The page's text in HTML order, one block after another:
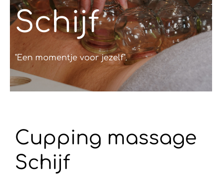
Schijf
"Een momentje voor jezelf".
Cupping massage
Schijf